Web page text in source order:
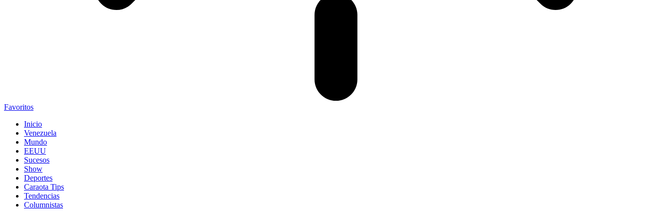
Favoritos
Inicio
Venezuela
Mundo
EEUU
Sucesos
Show
Deportes
Caraota Tips
Tendencias
Columnistas